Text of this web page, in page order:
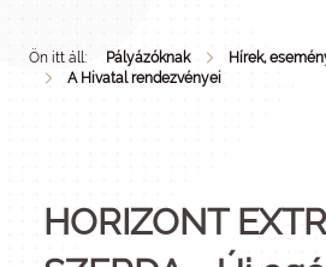
Ön itt áll: Pályázóknak Hírek,
A Hivatal rendezvényei
HORIZONT